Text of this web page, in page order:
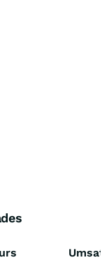
Umsatz